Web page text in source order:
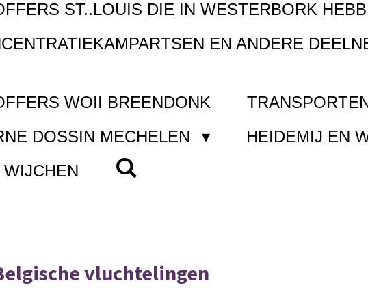
ST..LOUIS DIE IN WESTERBORK
EN ANDERE
WOII BREENDONK
DOSSIN MECHELEN
HEIDEMIJ EN
vluchtelingen